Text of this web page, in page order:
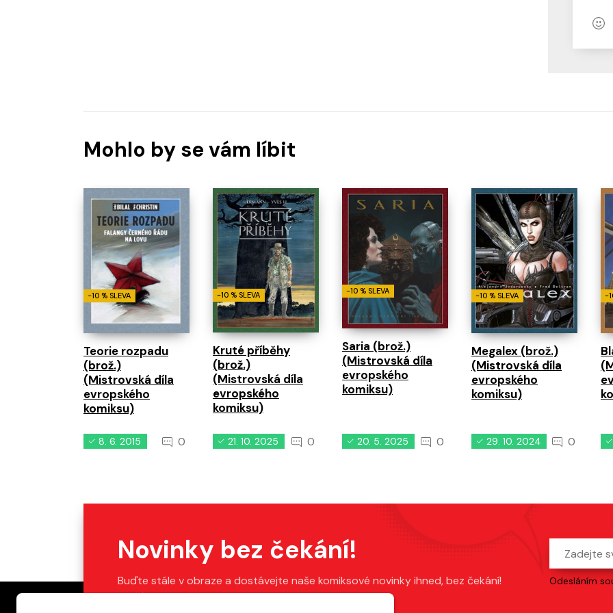
Mohlo by se vám líbit
-10 % SLEVA
Teorie rozpadu
(brož.)
(Mistrovská díla
evropského
komiksu)
8. 6. 2015 0
-10 % SLEVA
Kruté příběhy
(brož.)
(Mistrovská díla
evropského
komiksu)
21. 10. 2025 0
-10 % SLEVA
Saria (brož.)
(Mistrovská díla
evropského
komiksu)
20. 5. 2025 0
-10 % SLEVA
Megalex (brož.)
(Mistrovská díla
evropského
komiksu)
29. 10. 2024 0
-
Novinky bez čekání!
Buďte stále v obraze a dostávejte naše komiksové novinky ihned, bez čekání!
Stačí vyplnit váš e-mail.
Odesláním